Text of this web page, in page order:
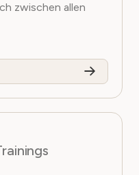
zwischen allen